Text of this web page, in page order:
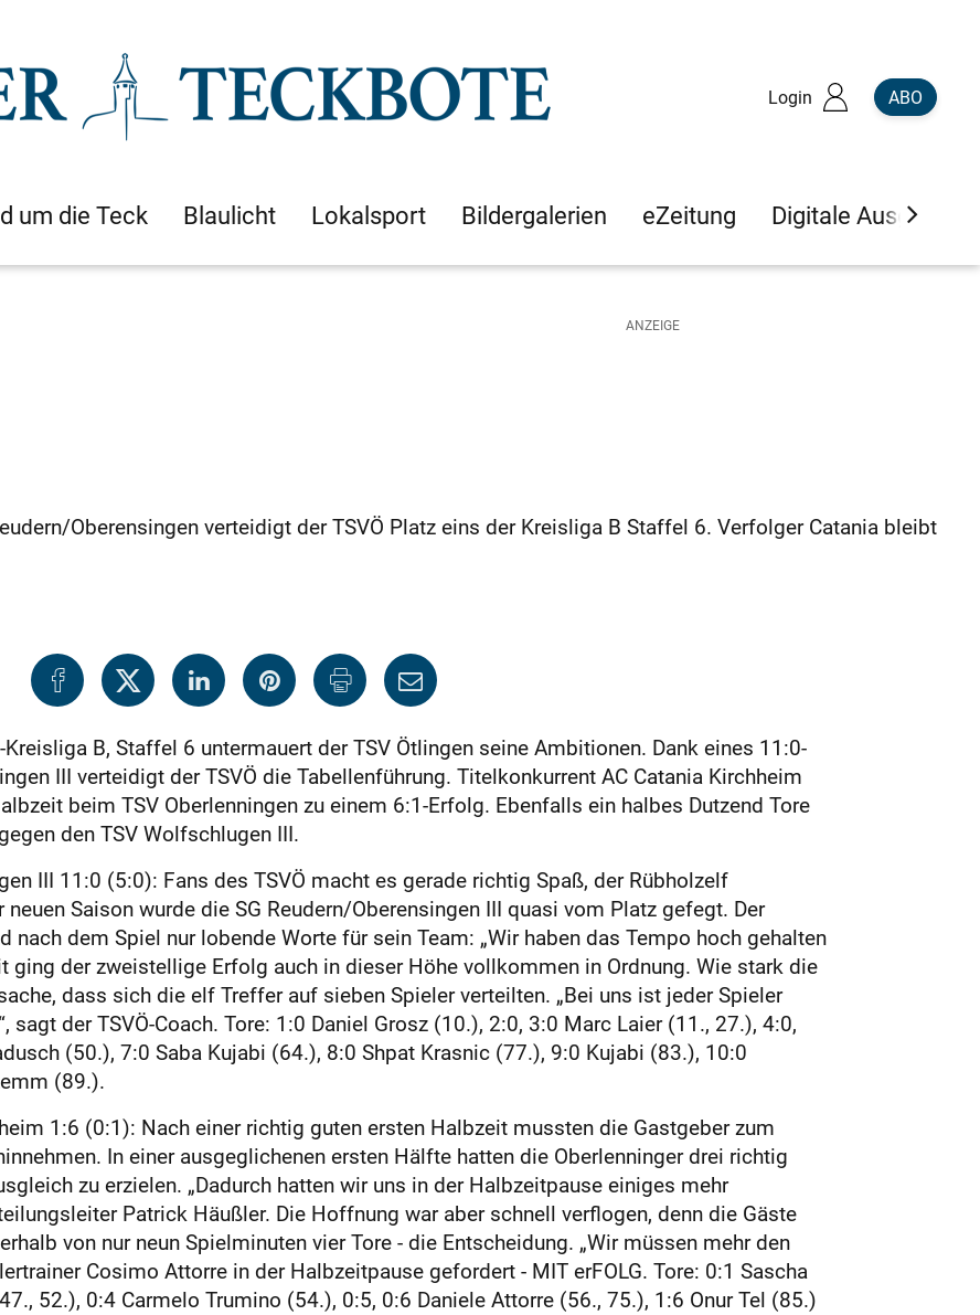
Login ABO
um die Teck Blaulicht Lokalsport Bildergalerien eZeitung Digitale Ausgaben
Oberensingen verteidigt der TSVÖ Platz eins der Kreisliga B Staffel 6. Verfolger Catania bleibt
B, Staffel 6 untermauert der TSV Ötlingen seine Ambitionen. Dank eines 11:0-
III verteidigt der TSVÖ die Tabellenführung. Titelkonkurrent AC Catania Kirchheim
beim TSV Oberlenningen zu einem 6:1-Erfolg. Ebenfalls ein halbes Dutzend Tore
den TSV Wolfschlugen III.
III 11:0 (5:0): Fans des TSVÖ macht es gerade richtig Spaß, der Rübholzelf
Saison wurde die SG Reudern/Oberensingen III quasi vom Platz gefegt. Der
nach dem Spiel nur lobende Worte für sein Team: „Wir haben das Tempo hoch gehalten
ging der zweistellige Erfolg auch in dieser Höhe vollkommen in Ordnung. Wie stark die
dass sich die elf Treffer auf sieben Spieler verteilten. „Bei uns ist jeder Spieler
der TSVÖ-Coach. Tore: 1:0 Daniel Grosz (10.), 2:0, 3:0 Marc Laier (11., 27.), 4:0,
(50.), 7:0 Saba Kujabi (64.), 8:0 Shpat Krasnic (77.), 9:0 Kujabi (83.), 10:0
(89.).
1:6 (0:1): Nach einer richtig guten ersten Halbzeit mussten die Gastgeber zum
In einer ausgeglichenen ersten Hälfte hatten die Oberlenninger drei richtig
zu erzielen. „Dadurch hatten wir uns in der Halbzeitpause einiges mehr
Patrick Häußler. Die Hoffnung war aber schnell verflogen, denn die Gäste
von nur neun Spielminuten vier Tore - die Entscheidung. „Wir müssen mehr den
Cosimo Attorre in der Halbzeitpause gefordert - MIT erFOLG. Tore: 0:1 Sascha
52.), 0:4 Carmelo Trumino (54.), 0:5, 0:6 Daniele Attorre (56., 75.), 1:6 Onur Tel (85.)